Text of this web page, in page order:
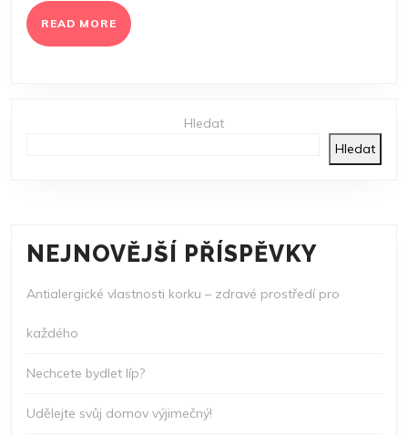
READ MORE READ
MORE
Hledat
Hledat
NEJNOVĚJŠÍ PŘÍSPĚVKY
Antialergické vlastnosti korku – zdravé prostředí pro
každého
Nechcete bydlet líp?
Udělejte svůj domov výjimečný!